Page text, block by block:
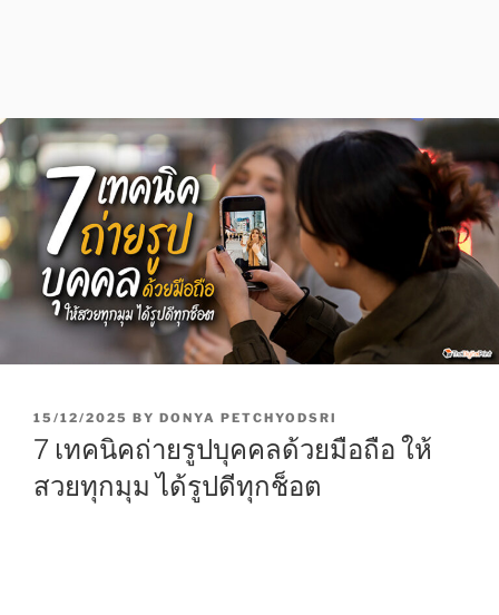
P
O
S
T
E
15/12/2025 BY DONYA PETCHYODSRI
7 เทคนิคถ่ายรูปบุคคลด้วยมือถือ ให้
สวยทุกมุม ได้รูปดีทุกช็อต